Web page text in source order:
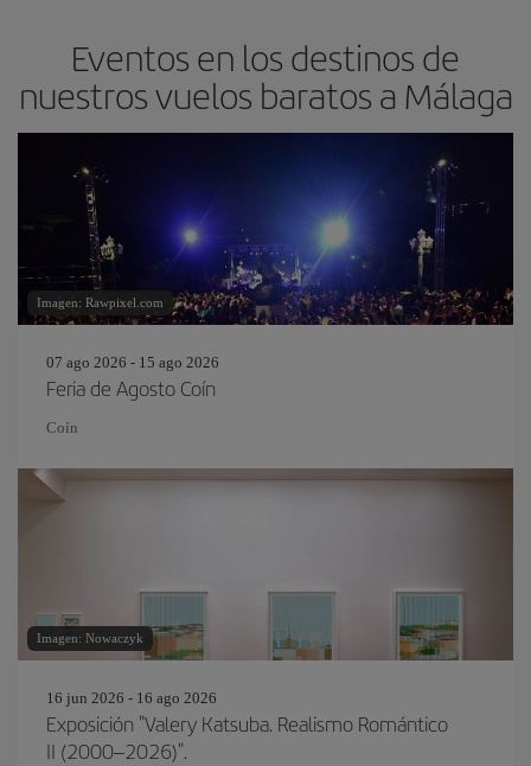
Eventos en los destinos de
nuestros vuelos baratos a Málaga
Imagen: Rawpixel.com
07 ago 2026 - 15 ago 2026
Feria de Agosto Coín
Coín
Imagen: Nowaczyk
16 jun 2026 - 16 ago 2026
Exposición "Valery Katsuba. Realismo Romántico
II (2000–2026)".